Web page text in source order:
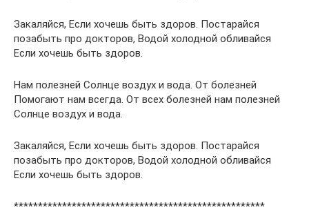
Закаляйся, Если хочешь быть здоров. Постарайся
позабыть про докторов, Водой холодной обливайся
Если хочешь быть здоров.
Нам полезней Солнце воздух и вода. От болезней
Помогают нам всегда. От всех болезней нам полезней
Солнце воздух и вода.
Закаляйся, Если хочешь быть здоров. Постарайся
позабыть про докторов, Водой холодной обливайся
Если хочешь быть здоров.
****************************************************